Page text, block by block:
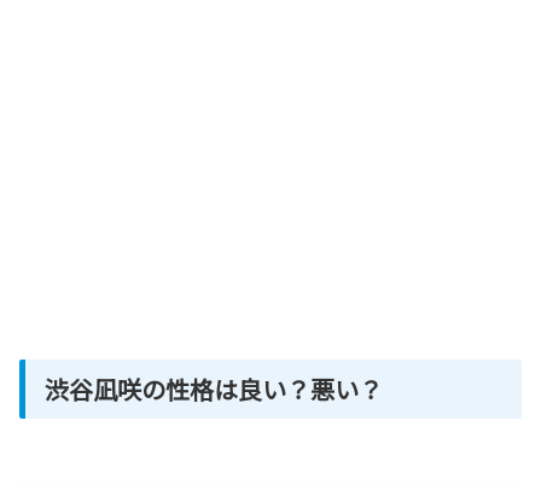
渋谷凪咲の性格は良い？悪い？